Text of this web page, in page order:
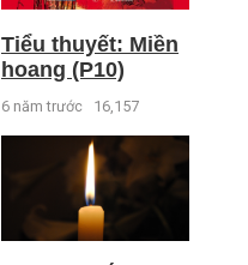
Tiểu thuyết: Miền
hoang (P10)
6 năm trước 16,157